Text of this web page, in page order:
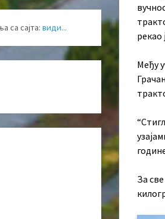
рекао
Међу
За
са сајта: види...